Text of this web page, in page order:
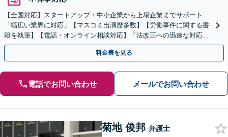
【全国対応】スタートアップ・中小企業から上場企業までサポート
「幅広い業界に対応」【マスコミ出演歴多数】【労働事件に関する書
籍を執筆】【電話・オンライン相談対応】「法改正への迅速な対応」
「労務環境の整備でトラブルを未然に防ぐ」
料金表を見る
電話でお問い合わせ メールでお問い合わせ
菊地 俊邦 弁護士